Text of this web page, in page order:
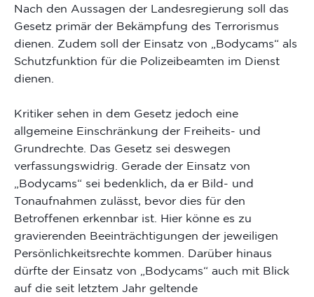
Nach den Aussagen der Landesregierung soll das
Gesetz primär der Bekämpfung des Terrorismus
dienen. Zudem soll der Einsatz von „Bodycams“ als
Schutzfunktion für die Polizeibeamten im Dienst
dienen.
Kritiker sehen in dem Gesetz jedoch eine
allgemeine Einschränkung der Freiheits- und
Grundrechte. Das Gesetz sei deswegen
verfassungswidrig. Gerade der Einsatz von
„Bodycams“ sei bedenklich, da er Bild- und
Tonaufnahmen zulässt, bevor dies für den
Betroffenen erkennbar ist. Hier könne es zu
gravierenden Beeinträchtigungen der jeweiligen
Persönlichkeitsrechte kommen. Darüber hinaus
dürfte der Einsatz von „Bodycams“ auch mit Blick
auf die seit letztem Jahr geltende